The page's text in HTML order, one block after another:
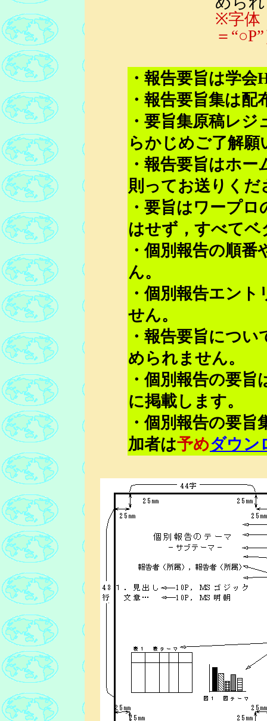
※字体
＝
・報告要旨は学
・報告要旨集は配
・要旨集原稿レ
らかじめご了解願
・報告要旨はホ
則ってお送りくだ
・要旨はワープ
はせず，すべて
・個別報告の順
ん。
・個別報告エン
せん。
・報告要旨につ
められません。
・個別報告の要
に掲載します。
・個別報告の要
加者は予めダウン